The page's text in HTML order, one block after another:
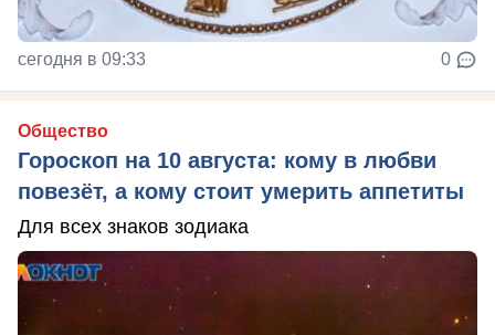
сегодня в 09:33 0
Общество
Гороскоп на 10 августа: кому в любви
повезёт, а кому стоит умерить аппетиты
Для всех знаков зодиака